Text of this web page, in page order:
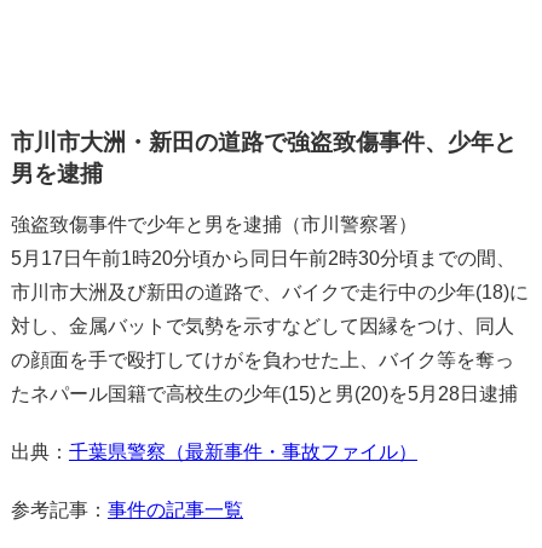
市川市大洲・新田の道路で強盗致傷事件、少年と
男を逮捕
強盗致傷事件で少年と男を逮捕（市川警察署）
5月17日午前1時20分頃から同日午前2時30分頃までの間、
市川市大洲及び新田の道路で、バイクで走行中の少年(18)に
対し、金属バットで気勢を示すなどして因縁をつけ、同人
の顔面を手で殴打してけがを負わせた上、バイク等を奪っ
たネパール国籍で高校生の少年(15)と男(20)を5月28日逮捕
出典： 千葉県警察（最新事件・事故ファイル）
参考記事： 事件の記事一覧